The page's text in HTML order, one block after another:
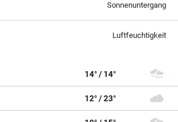
Sonnenuntergang
Luftfeuchtigkeit
14° / 14°
12° / 23°